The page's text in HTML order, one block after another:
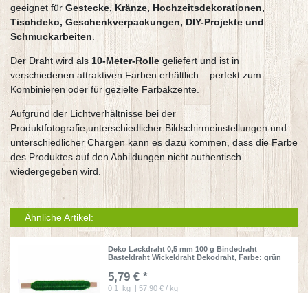
geeignet für Gestecke, Kränze, Hochzeitsdekorationen,
Tischdeko, Geschenkverpackungen, DIY-Projekte und
Schmuckarbeiten.
Der Draht wird als 10-Meter-Rolle geliefert und ist in
verschiedenen attraktiven Farben erhältlich – perfekt zum
Kombinieren oder für gezielte Farbakzente.
Aufgrund der Lichtverhältnisse bei der
Produktfotografie,unterschiedlicher Bildschirmeinstellungen und
unterschiedlicher Chargen kann es dazu kommen, dass die Farbe
des Produktes auf den Abbildungen nicht authentisch
wiedergegeben wird.
Ähnliche Artikel:
Deko Lackdraht 0,5 mm 100 g Bindedraht
Basteldraht Wickeldraht Dekodraht, Farbe: grün
5,79 € *
0.1 kg | 57,90 € / kg